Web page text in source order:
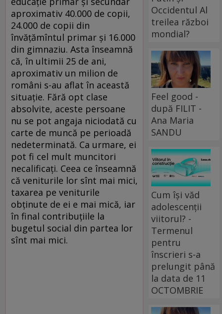
aproximativ 40.000 de copii,
24.000 de copii din
învăţămîntul primar şi 16.000
din gimnaziu. Asta înseamnă
că, în ultimii 25 de ani,
aproximativ un milion de
români s-au aflat în această
situaţie. Fără opt clase
absolvite, aceste persoane
nu se pot angaja niciodată cu
carte de muncă pe perioadă
nedeterminată. Ca urmare, ei
pot fi cel mult muncitori
necalificaţi. Ceea ce înseamnă
că veniturile lor sînt mai mici,
taxarea pe veniturile
obţinute de ei e mai mică, iar
în final contribuţiile la
bugetul social din partea lor
sînt mai mici.
Occidentul Al
treilea război
mondial?
Feel good -
după FILIT -
Ana Maria
SANDU
Cum își văd
adolescenții
viitorul? -
Termenul
pentru
înscrieri s-a
prelungit până
la data de 11
OCTOMBRIE